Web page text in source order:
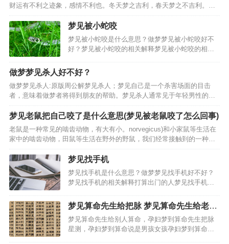
财运有不利之迹象，感情不利也。冬天梦之吉利，春天梦之不吉利。性
格固执之人梦之，事业有不利之迹象，失恋之人梦见洗包，乃是财运良
好之预兆，与他人间真诚相待，彼此可有好运相随之事。事业…
梦见被小蛇咬
梦见被小蛇咬是什么意思？做梦梦见被小蛇咬好不
好？梦见被小蛇咬的相关解释梦见被小蛇咬的相关
蛇，我用灭蚊虫的药把它喷死了，窗外大蛇盘着找
我报仇，是条大蟒蛇，不知道怎么出来好几条大蟒
蛇，朋友帮着把大蛇都…
做梦梦见杀人好不好？
做梦梦见杀人:原版周公解梦见杀人；梦见自己是一个杀害场面的目击
者，意味着做梦者将得到朋友的帮助。梦见杀人通常见于年轻男性的梦
中。其实梦见杀人并不用太担心，平时从来没有尝试过的想法或行为在
梦中得到体现。但是杀人的梦总会让人感觉很焦虑，心理学梦…
梦见老鼠把自己咬了是什么意思(梦见被老鼠咬了怎么回事)
老鼠是一种常见的啮齿动物，有大有小。norvegicus)和小家鼠等生活在
家中的啮齿动物，田鼠等生活在野外的野鼠，我们经常接触到的一种老
鼠是宠物鼠:仓鼠。但是对于老鼠咬伤，很多人可能不知道怎么处理，甚
至很多人认为这是小问题，就不去重视，只是…
梦见找手机
梦见找手机是什么意思？做梦梦见找手机好不好？
梦见找手机的相关解释打算出门的人梦见找手机，
建议梦见找手机的相关梦境梦见手机被拿走：梦到
自己和几个朋友开着破车一起出去玩，碰到有人被
欺负我想帮忙喊了但是…
梦见算命先生给把脉 梦见算命先生给老公
算命
梦见算命先生给别人算命，孕妇梦到算命先生把脉
星测，孕妇梦到算命说是男孩女孩孕妇梦到算命说